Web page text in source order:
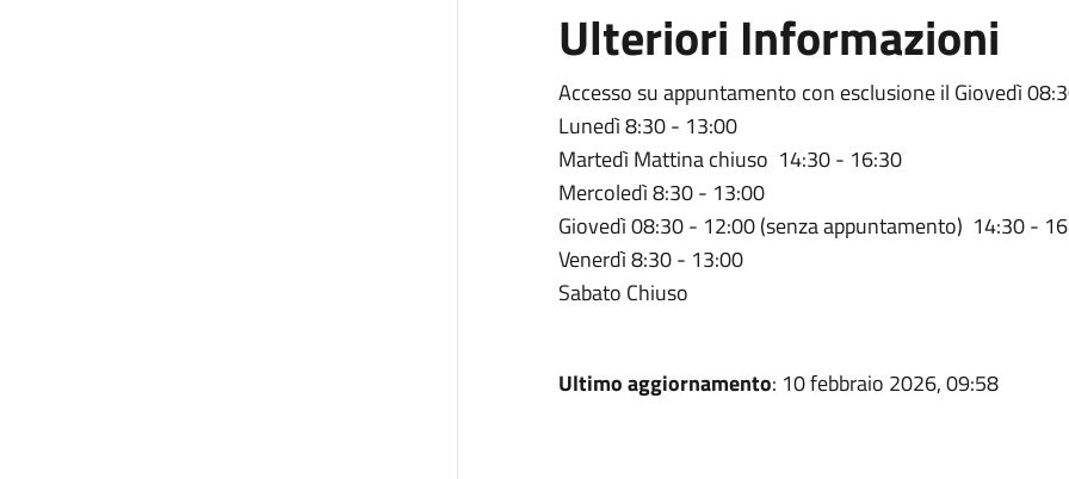
Ulteriori Informazioni
Accesso su appuntamento con esclusione il Giovedì
Lunedì 8:30 - 13:00
Martedì Mattina chiuso 14:30 - 16:30
Mercoledì 8:30 - 13:00
Giovedì 08:30 - 12:00 (senza appuntamento) 14:30 -
Venerdì 8:30 - 13:00
Sabato Chiuso
Ultimo aggiornamento: 10 febbraio 2026, 09:58